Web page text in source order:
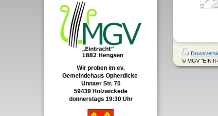
Wir proben im ev.
Gemeindehaus Opherdicke
Unnaer Str. 70
59439 Holzwickede
donnerstags 19:30 Uhr
© MGV